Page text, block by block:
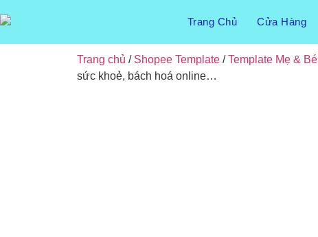
Trang Chủ Cửa Hàng
Trang chủ / Shopee Template /Template Mẹ & Bé
sức khoẻ, bách hoá online…